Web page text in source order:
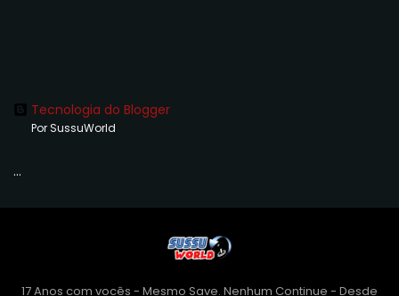
Tecnologia do Blogger
Por SussuWorld
...
17 Anos com vocês - Mesmo Save. Nenhum Continue - Desde